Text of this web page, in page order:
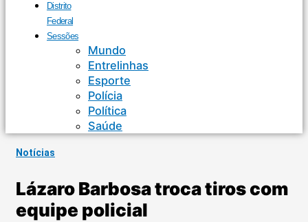
Distrito
Federal
Sessões
Mundo
Entrelinhas
Esporte
Polícia
Política
Saúde
Notícias
Lázaro Barbosa troca tiros com
equipe policial